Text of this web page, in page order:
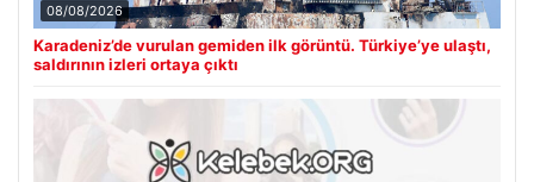
08/08/2026
Karadeniz’de vurulan gemiden ilk görüntü. Türkiye’ye ulaştı,
saldırının izleri ortaya çıktı